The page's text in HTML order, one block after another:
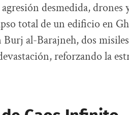
desmedida, drones
total de un edificio en
al-Barajneh, dos
reforzando la